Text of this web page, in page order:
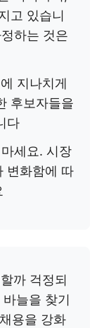
고 있습니
하는 것은
지나치게
후보자들을
다
세요. 시장
변화함에 따
까 걱정되
늘을 찾기
용을 강화